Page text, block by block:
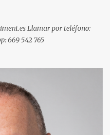
que no vemos y, de repente,
toda probabilidad, termina
a diario una
cuántico y modificarla a
de programas generales
programas específicos de
Llamar por teléfono:
669 542 765